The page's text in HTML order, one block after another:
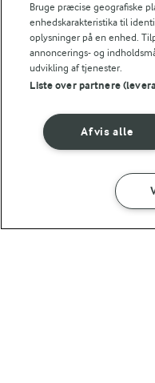
Grøn smoothie
med avocado,
broccoli og spinat
(46)
SÅDAN GØR
Bruge præcise geografiske
enhedskarakteristika til
oplysninger på en enhed.
annoncerings- og
udvikling af tjenester.
Liste over partnere
Afvis alle